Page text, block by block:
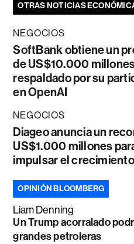
OTRAS NOTICIAS
NEGOCIOS
SoftBank obtiene un
de US$10.000
respaldado por su
en OpenAI
NEGOCIOS
Diageo anuncia un
US$1.000 millones
impulsar el crecimiento
OPINIÓN BLOOMBERG
Liam Denning
Un Trump acorralado
grandes petroleras